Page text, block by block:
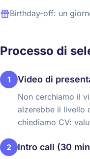
Birthday-off: un
Processo di
1 Video di
Non cerchiamo il
alzerebbe il livello
chiediamo CV:
2 Intro call (30